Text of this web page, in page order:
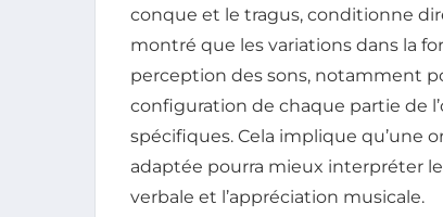
conque et le tragus, conditionne
montré que les variations dans la
perception des sons, notamment
configuration de chaque partie de
spécifiques. Cela implique qu’une
adaptée pourra mieux interpréter
verbale et l’appréciation musicale.